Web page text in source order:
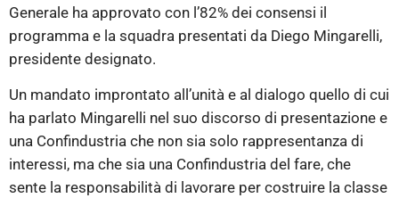
Generale ha approvato con l’82% dei consensi il
programma e la squadra presentati da Diego Mingarelli,
presidente designato.
Un mandato improntato all’unità e al dialogo quello di cui
ha parlato Mingarelli nel suo discorso di presentazione e
una Confindustria che non sia solo rappresentanza di
interessi, ma che sia una Confindustria del fare, che
sente la responsabilità di lavorare per costruire la classe